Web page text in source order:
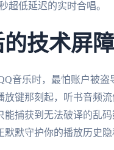
超低延迟的实时合唱。
技术屏障
音乐时，最怕账户被
放键那刻起，听书音频
能捕获到无法破译的乱
默守护你的播放历史隐